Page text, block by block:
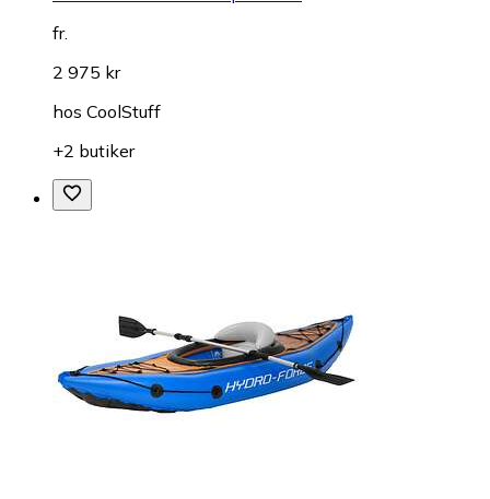
fr.
2 975 kr
hos CoolStuff
+2 butiker